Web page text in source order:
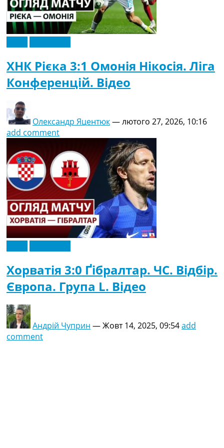
ХНК Рієка 3:1 Омонія Нікосія. Ліга
Конференцій. Відео
Олександр Яцентюк—лютого 27, 2026, 10:16
add comment
Хорватія 3:0 Ґібралтар. ЧC. Відбір.
Європа. Група L. Відео
Андрій Чуприн —Жовт 14, 2025, 09:54add
comment